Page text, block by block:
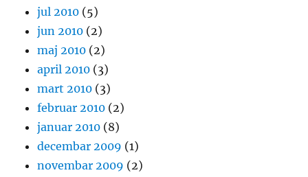
jul 2010 (5)
jun 2010 (2)
maj 2010 (2)
april 2010 (3)
mart 2010 (3)
februar 2010 (2)
januar 2010 (8)
decembar 2009 (1)
novembar 2009 (2)